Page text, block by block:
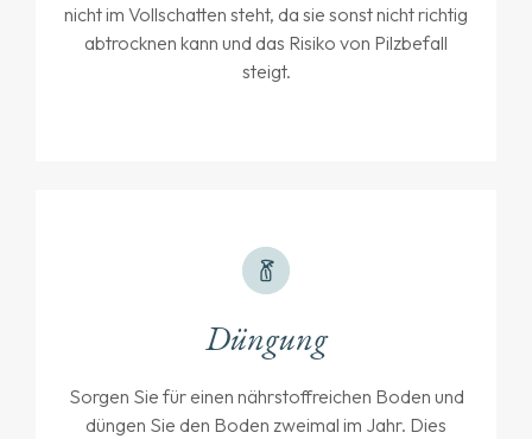
nicht im Vollschatten steht, da sie sonst nicht richtig
abtrocknen kann und das Risiko von Pilzbefall
steigt.
Düngung
Sorgen Sie für einen nährstoffreichen Boden und
düngen Sie den Boden zweimal im Jahr. Dies